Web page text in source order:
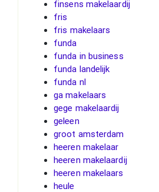
finsens makelaardij
fris
fris makelaars
funda
funda in business
funda landelijk
funda nl
ga makelaars
gege makelaardij
geleen
groot amsterdam
heeren makelaar
heeren makelaardij
heeren makelaars
heule